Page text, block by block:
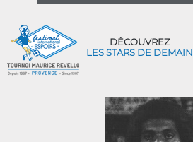
DÉCOUVREZ
LES STARS DE DEMAIN